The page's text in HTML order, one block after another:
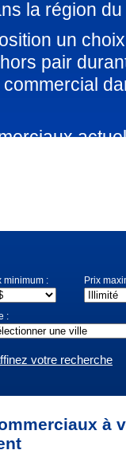
la région
un
pair
minimum : Prix
:
votre recherche
à